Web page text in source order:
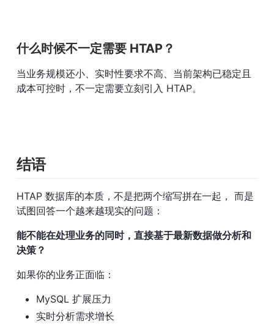
什么时候不一定需要 HTAP？
当业务规模还小、实时性要求不高、当前架构已稳定且
成本可控时，不一定需要立刻引入 HTAP。
结语
HTAP 数据库的本质，不是把两个缩写拼在一起， 而是
试图回答一个越来越现实的问题：
能不能在处理业务的同时，直接基于最新数据做分析和
决策？
如果你的业务正面临：
MySQL 扩展压力
实时分析需求增长